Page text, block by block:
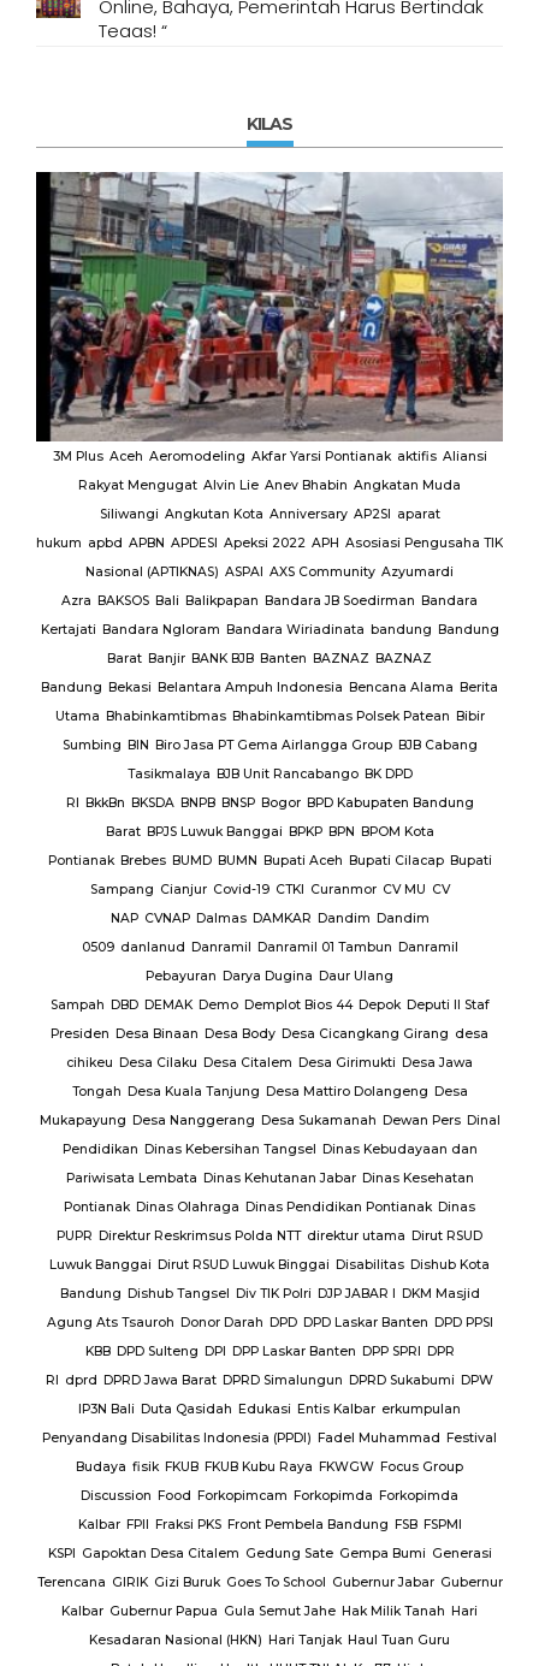
Online, Bahaya, Pemerintah Harus Bertindak
Tegas! “
KILAS
3M Plus Aceh Aeromodeling Akfar Yarsi Pontianak aktifis Aliansi
Rakyat Mengugat Alvin Lie Anev Bhabin Angkatan Muda
Siliwangi Angkutan Kota Anniversary AP2SI aparat
hukum apbd APBN APDESI Apeksi 2022 APH Asosiasi Pengusaha TIK
Nasional (APTIKNAS) ASPAI AXS Community Azyumardi
Azra BAKSOS Bali Balikpapan Bandara JB Soedirman Bandara
Kertajati Bandara Ngloram Bandara Wiriadinata bandung Bandung
Barat Banjir BANK BJB Banten BAZNAZ BAZNAZ
Bandung Bekasi Belantara Ampuh Indonesia Bencana Alama Berita
Utama Bhabinkamtibmas Bhabinkamtibmas Polsek Patean Bibir
Sumbing BIN Biro Jasa PT Gema Airlangga Group BJB Cabang
Tasikmalaya BJB Unit Rancabango BK DPD
RI BkkBn BKSDA BNPB BNSP Bogor BPD Kabupaten Bandung
Barat BPJS Luwuk Banggai BPKP BPN BPOM Kota
Pontianak Brebes BUMD BUMN Bupati Aceh Bupati Cilacap Bupati
Sampang Cianjur Covid-19 CTKI Curanmor CV MU CV
NAP CVNAP Dalmas DAMKAR Dandim Dandim
0509 danlanud Danramil Danramil 01 Tambun Danramil
Pebayuran Darya Dugina Daur Ulang
Sampah DBD DEMAK Demo Demplot Bios 44 Depok Deputi II Staf
Presiden Desa Binaan Desa Body Desa Cicangkang Girang desa
cihikeu Desa Cilaku Desa Citalem Desa Girimukti Desa Jawa
Tongah Desa Kuala Tanjung Desa Mattiro Dolangeng Desa
Mukapayung Desa Nanggerang Desa Sukamanah Dewan Pers Dinal
Pendidikan Dinas Kebersihan Tangsel Dinas Kebudayaan dan
Pariwisata Lembata Dinas Kehutanan Jabar Dinas Kesehatan
Pontianak Dinas Olahraga Dinas Pendidikan Pontianak Dinas
PUPR Direktur Reskrimsus Polda NTT direktur utama Dirut RSUD
Luwuk Banggai Dirut RSUD Luwuk Binggai Disabilitas Dishub Kota
Bandung Dishub Tangsel Div TIK Polri DJP JABAR I DKM Masjid
Agung Ats Tsauroh Donor Darah DPD DPD Laskar Banten DPD PPSI
KBB DPD Sulteng DPI DPP Laskar Banten DPP SPRI DPR
RI dprd DPRD Jawa Barat DPRD Simalungun DPRD Sukabumi DPW
IP3N Bali Duta Qasidah Edukasi Entis Kalbar erkumpulan
Penyandang Disabilitas Indonesia (PPDI) Fadel Muhammad Festival
Budaya fisik FKUB FKUB Kubu Raya FKWGW Focus Group
Discussion Food Forkopimcam Forkopimda Forkopimda
Kalbar FPII Fraksi PKS Front Pembela Bandung FSB FSPMI
KSPI Gapoktan Desa Citalem Gedung Sate Gempa Bumi Generasi
Terencana GIRIK Gizi Buruk Goes To School Gubernur Jabar Gubernur
Kalbar Gubernur Papua Gula Semut Jahe Hak Milik Tanah Hari
Kesadaran Nasional (HKN) Hari Tanjak Haul Tuan Guru